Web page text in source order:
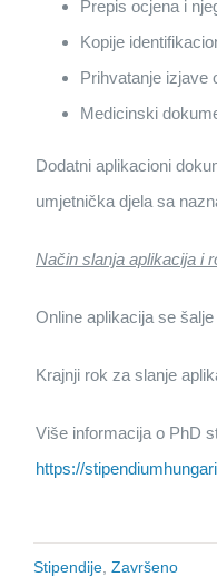
Prepis ocjena i
Kopije
Prihvatanje izjave
Medicinski
Dodatni aplikacioni
umjetnička djela sa
Način slanja aplikacija i
Online aplikacija se
Krajnji rok za slanje
Više informacija o PhD
https://
Stipendije Završeno